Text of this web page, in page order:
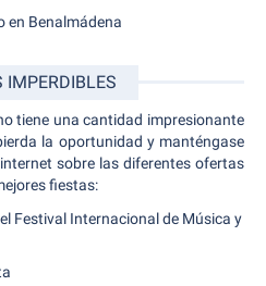
en Benalmádena
IMPERDIBLES
tiene una cantidad impresionante
la oportunidad y manténgase
sobre las diferentes ofertas
fiestas:
Festival Internacional de Música y